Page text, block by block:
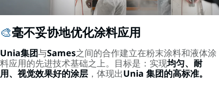
🎨毫不妥协地优化涂料应用
Unia集团与Sames之间的合作建立在粉末涂料和液体涂
料应用的先进技术基础之上。目标是：实现均匀、耐
用、视觉效果好的涂层 ，体现出Unia 集团的高标准。